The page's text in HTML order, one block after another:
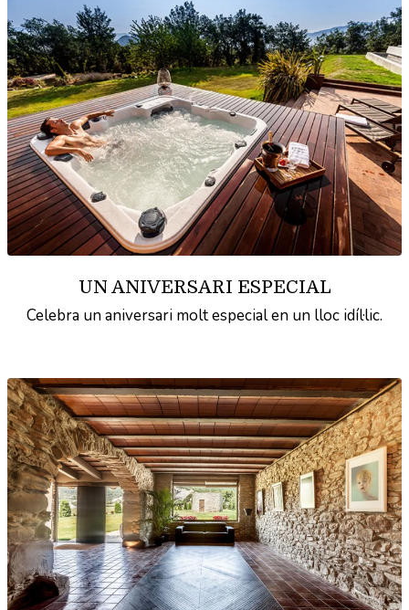
UN ANIVERSARI ESPECIAL
Celebra un aniversari molt especial en un lloc idíl·lic.